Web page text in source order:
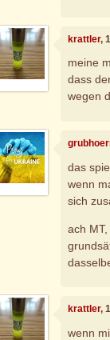
krattler,
meine
dass
wegen
das
wenn
sich
ach
krattler,
wenn